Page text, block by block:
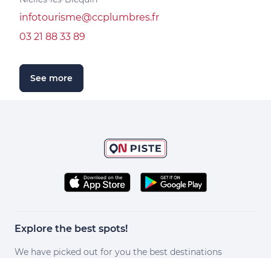
infotourisme@ccplumbres.fr
03 21 88 33 89
See more
Explore the best spots!
We have picked out for you the best destinations